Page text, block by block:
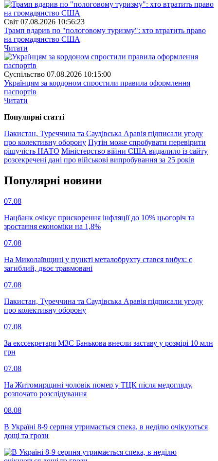
Свiт 07.08.2026 10:56:23
Трамп вдарив по "пологовому туризму": хто втратить право
на громадянство США
Читати
Суспiльство 07.08.2026 10:15:00
Українцям за кордоном спростили правила оформлення
паспортів
Читати
Популярнi статтi
Пакистан, Туреччина та Саудівська Аравія підписали угоду
про колективну оборону Путін може спробувати перевірити
рішучість НАТО Міністерство війни США видалило із сайту
розсекречені дані про військові випробування за 25 років
Популярнi новини
07.08
Нацбанк очікує прискорення інфляції до 10% цьогоріч та
зростання економіки на 1,8%
07.08
На Миколаївщині у пункті металобрухту стався вибух: є
загиблий, двоє травмовані
07.08
Пакистан, Туреччина та Саудівська Аравія підписали угоду
про колективну оборону
07.08
За екссекретаря МЗС Банькова внесли заставу у розмірі 10 млн
грн
07.08
На Житомирщині чоловік помер у ТЦК після медогляду,
розпочато розслідування
08.08
В Україні 8-9 серпня утримається спека, в неділю очікуються
дощі та грози